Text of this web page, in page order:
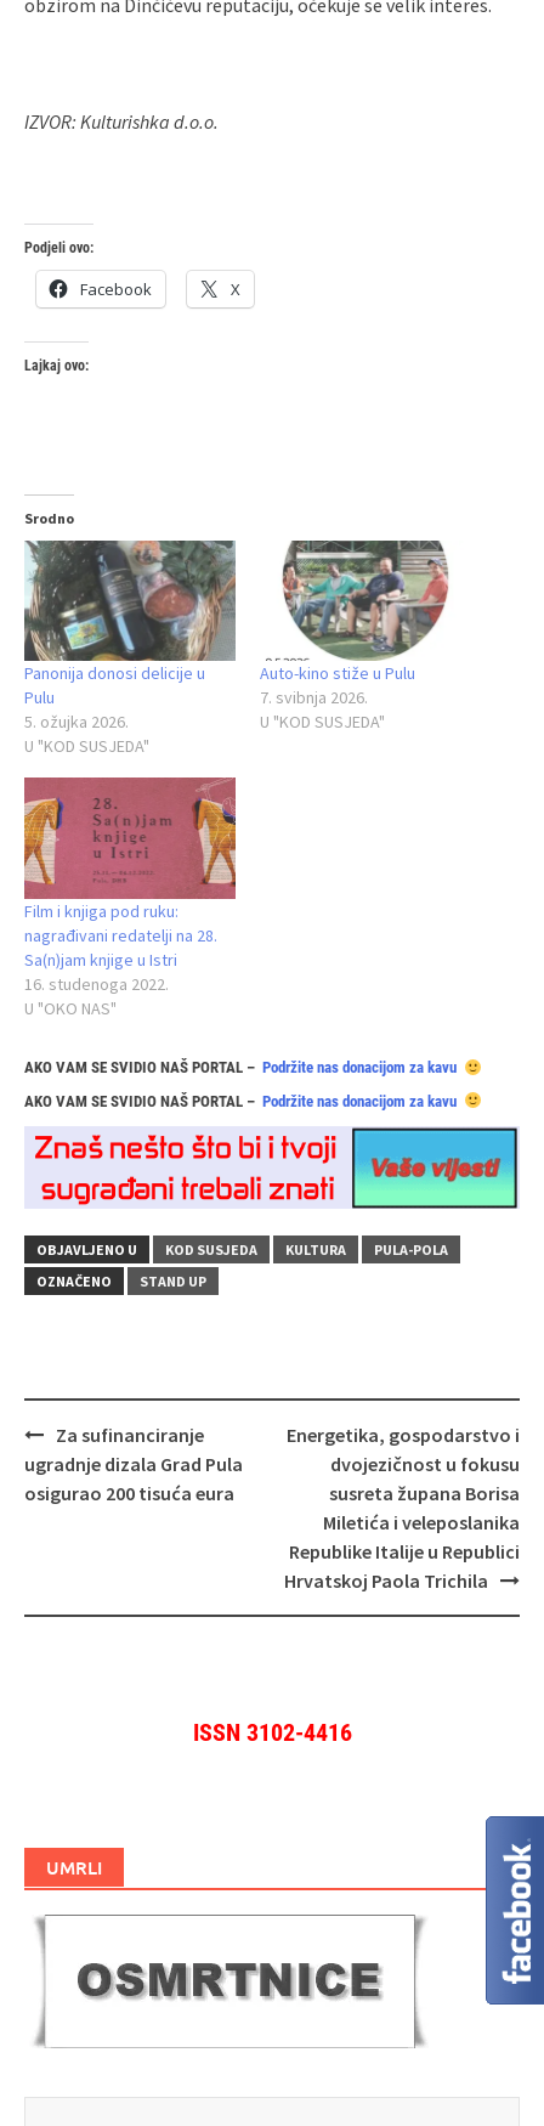
IZVOR: Kulturishka d.o.o.
Podjeli ovo:
Facebook X
Lajkaj ovo:
Srodno
Panonija donosi delicije u
Pulu
5. ožujka 2026.
U "KOD SUSJEDA"
Auto‑kino stiže u Pulu
7. svibnja 2026.
U "KOD SUSJEDA"
Film i knjiga pod ruku:
nagrađivani redatelji na 28.
Sa(n)jam knjige u Istri
16. studenoga 2022.
U "OKO NAS"
AKO VAM SE SVIDIO NAŠ PORTAL – Podržite nas donacijom za kavu
AKO VAM SE SVIDIO NAŠ PORTAL – Podržite nas donacijom za kavu
OBJAVLJENO U KOD SUSJEDA KULTURA
PULA-POLA
OZNAČENO
STAND UP
Navigacija
objava
Za sufinanciranje
ugradnje dizala Grad Pula
osigurao 200 tisuća eura
Energetika, gospodarstvo i
dvojezičnost u fokusu
susreta župana Borisa
Miletića i veleposlanika
Republike Italije u Republici
Hrvatskoj Paola Trichila
ISSN 3102-4416
UMRLI